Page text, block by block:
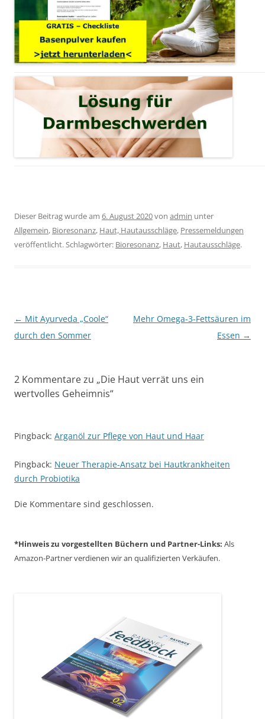
Dieser Beitrag wurde am 6. August 2020von admin unter
Allgemein, Bioresonanz, Haut, Hautausschläge, Pressemeldungen
veröffentlicht. Schlagwörter: Bioresonanz, Haut, Hautausschläge.
Beitragsnavigation
← Mit Ayurveda „Coole“
durch den Sommer
Mehr Omega-3-Fettsäuren im
Essen →
2 Kommentare zu „Die Haut verrät uns ein
wertvolles Geheimnis“
Pingback: Arganöl zur Pflege von Haut und Haar
Pingback: Neuer Therapie-Ansatz bei Hautkrankheiten
durch Probiotika
Die Kommentare sind geschlossen.
*Hinweis zu vorgestellten Büchern und Partner-Links: Als
Amazon-Partner verdienen wir an qualifizierten Verkäufen.